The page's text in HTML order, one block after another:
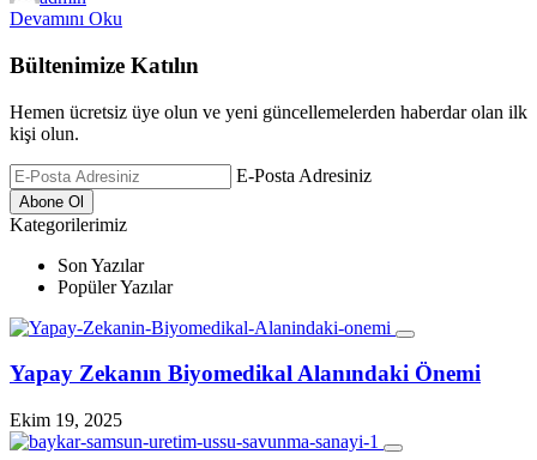
Devamını Oku
Bültenimize Katılın
Hemen ücretsiz üye olun ve yeni güncellemelerden haberdar olan ilk
kişi olun.
E-Posta Adresiniz
Kategorilerimiz
Son Yazılar
Popüler Yazılar
Yapay Zekanın Biyomedikal Alanındaki Önemi
Ekim 19, 2025